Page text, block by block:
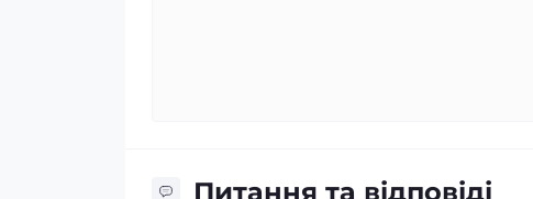
Питання та відповіді